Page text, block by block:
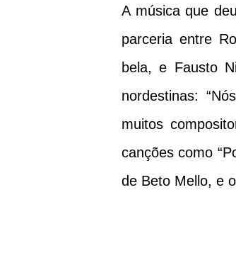
A música que
parceria entre
bela, e Fausto
nordestinas:
muitos
canções como
de Beto Mello, e